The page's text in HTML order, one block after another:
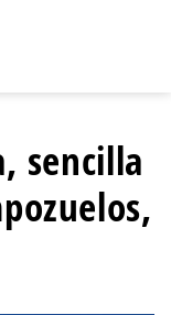
sencilla